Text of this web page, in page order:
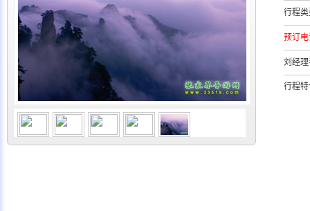
行程
预订
刘经
行程